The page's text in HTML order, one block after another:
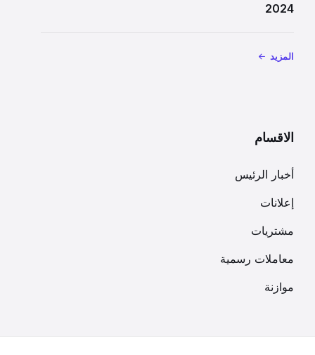
2024
المزيد
الاقسام
أخبار الرئيس
إعلانات
مشتريات
معاملات رسمية
موازنة